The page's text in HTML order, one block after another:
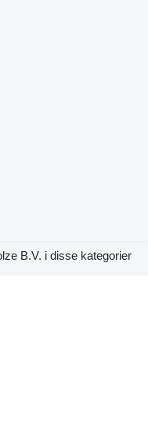
B.V. i disse kategorier